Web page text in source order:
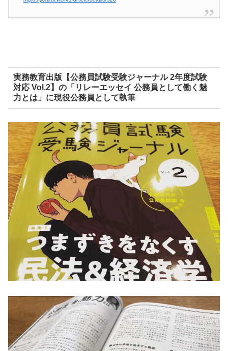
実務教育出版【公務員試験受験ジャーナル 2年度試験
対応 Vol.2】の「リレーエッセイ 公務員として働く魅
力とは」に現役公務員として執筆